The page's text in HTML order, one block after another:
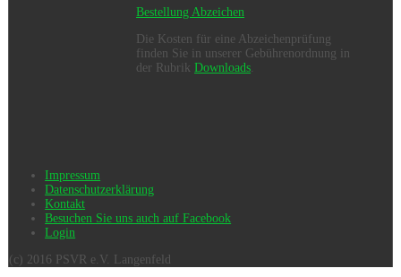
Bestellung Abzeichen
Die Kosten für eine Abzeichenprüfung
finden Sie in unserer Gebührenordnung in
der RubrikDownloads
Impressum
Datenschutzerklärung
Kontakt
Besuchen Sie uns auch auf Facebook
Login
(c) 2016 PSVR e.V. Langenfeld